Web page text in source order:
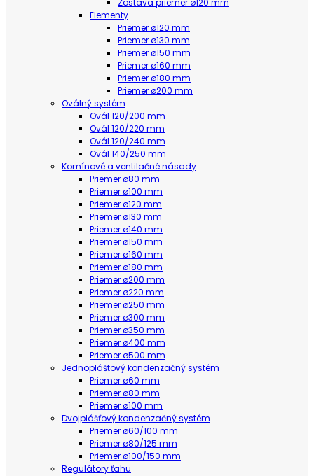
Zostava priemer ø120 mm
Elementy
Priemer ø120 mm
Priemer ø130 mm
Priemer ø150 mm
Priemer ø160 mm
Priemer ø180 mm
Priemer ø200 mm
Oválný systém
Ovál 120/200 mm
Ovál 120/220 mm
Ovál 120/240 mm
Ovál 140/250 mm
Komínové a ventilačné násady
Priemer ø80 mm
Priemer ø100 mm
Priemer ø120 mm
Priemer ø130 mm
Priemer ø140 mm
Priemer ø150 mm
Priemer ø160 mm
Priemer ø180 mm
Priemer ø200 mm
Priemer ø220 mm
Priemer ø250 mm
Priemer ø300 mm
Priemer ø350 mm
Priemer ø400 mm
Priemer ø500 mm
Jednopláštový kondenzačný systém
Priemer ø60 mm
Priemer ø80 mm
Priemer ø100 mm
Dvojplášťový kondenzačný systém
Priemer ø60/100 mm
Priemer ø80/125 mm
Priemer ø100/150 mm
Regulátory ťahu